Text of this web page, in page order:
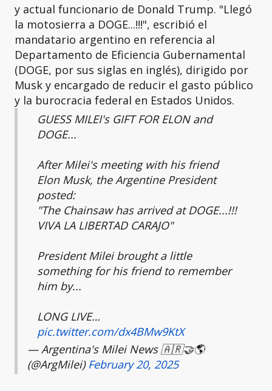
y actual funcionario de Donald Trump. "Llegó
la motosierra a DOGE...!!!", escribió el
mandatario argentino en referencia al
Departamento de Eficiencia Gubernamental
(DOGE, por sus siglas en inglés), dirigido por
Musk y encargado de reducir el gasto público
y la burocracia federal en Estados Unidos.
GUESS MILEI's GIFT FOR ELON and
DOGE...
After Milei's meeting with his friend
Elon Musk, the Argentine President
posted:
"The Chainsaw has arrived at DOGE...!!!
VIVA LA LIBERTAD CARAJO"
President Milei brought a little
something for his friend to remember
him by...
LONG LIVE…
pic.twitter.com/dx4BMw9KtX
— Argentina's Milei News 🇦🇷🤝🌎
(@ArgMilei) February 20, 2025